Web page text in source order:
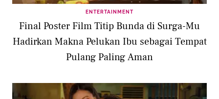
ENTERTAINMENT
Final Poster Film Titip Bunda di Surga-Mu
Hadirkan Makna Pelukan Ibu sebagai Tempat
Pulang Paling Aman